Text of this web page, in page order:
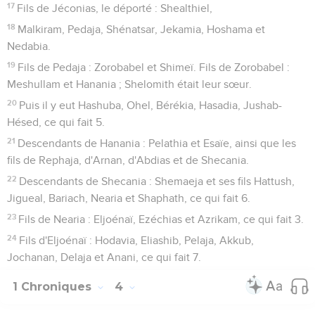
17 Fils de Jéconias, le déporté : Shealthiel,
18 Malkiram, Pedaja, Shénatsar, Jekamia, Hoshama et
Nedabia.
19 Fils de Pedaja : Zorobabel et Shimeï. Fils de Zorobabel :
Meshullam et Hanania ; Shelomith était leur sœur.
20 Puis il y eut Hashuba, Ohel, Bérékia, Hasadia, Jushab-
Hésed, ce qui fait 5.
21 Descendants de Hanania : Pelathia et Esaïe, ainsi que les
fils de Rephaja, d'Arnan, d'Abdias et de Shecania.
22 Descendants de Shecania : Shemaeja et ses fils Hattush,
Jigueal, Bariach, Nearia et Shaphath, ce qui fait 6.
23 Fils de Nearia : Eljoénaï, Ezéchias et Azrikam, ce qui fait 3.
24 Fils d'Eljoénaï : Hodavia, Eliashib, Pelaja, Akkub,
Jochanan, Delaja et Anani, ce qui fait 7.
1 Chroniques 4